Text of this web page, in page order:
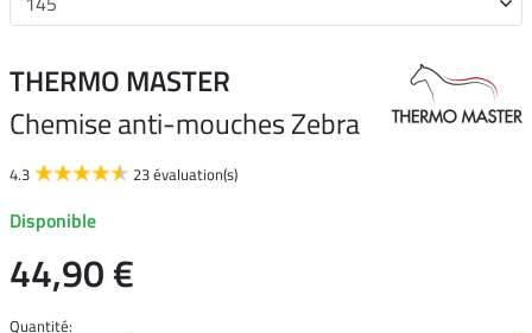
THERMO MASTER
Chemise anti-mouches Zebra
4.3 23 évaluation(s)
Disponible
44,90 €
Quantité: